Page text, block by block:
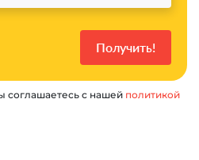
соглашаетесь с нашей политикой